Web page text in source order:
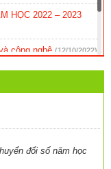
HỌC 2022 – 2023
công nghệ (12/10/2022)
(24/03/2017)
(24/03/2017)
đổi số năm học